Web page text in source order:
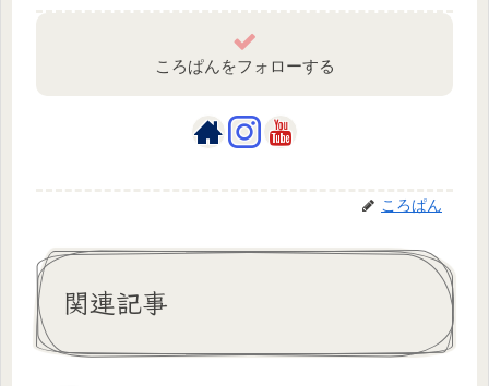
ころぱんをフォローする
ころぱん
関連記事